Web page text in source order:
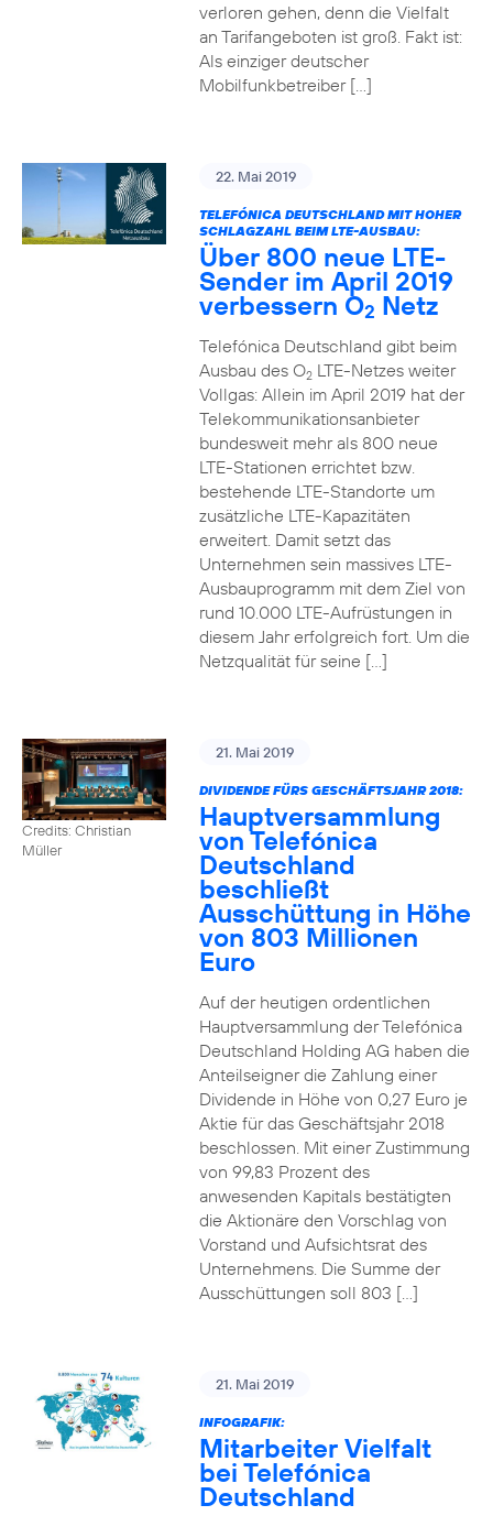
verloren gehen, denn die Vielfalt
an Tarifangeboten ist groß. Fakt ist:
Als einziger deutscher
Mobilfunkbetreiber […]
22. Mai 2019
TELEFÓNICA DEUTSCHLAND MIT HOHER
SCHLAGZAHL BEIM LTE-AUSBAU:
Über 800 neue LTE-
Sender im April 2019
verbessern O2 Netz
Telefónica Deutschland gibt beim
Ausbau des O2LTE-Netzes weiter
Vollgas: Allein im April 2019 hat der
Telekommunikationsanbieter
bundesweit mehr als 800 neue
LTE-Stationen errichtet bzw.
bestehende LTE-Standorte um
zusätzliche LTE-Kapazitäten
erweitert. Damit setzt das
Unternehmen sein massives LTE-
Ausbauprogramm mit dem Ziel von
rund 10.000 LTE-Aufrüstungen in
diesem Jahr erfolgreich fort. Um die
Netzqualität für seine […]
Credits: Christian
Müller
21. Mai 2019
DIVIDENDE FÜRS GESCHÄFTSJAHR 2018:
Hauptversammlung
von Telefónica
Deutschland
beschließt
Ausschüttung in Höhe
von 803 Millionen
Euro
Auf der heutigen ordentlichen
Hauptversammlung der Telefónica
Deutschland Holding AG haben die
Anteilseigner die Zahlung einer
Dividende in Höhe von 0,27 Euro je
Aktie für das Geschäftsjahr 2018
beschlossen. Mit einer Zustimmung
von 99,83 Prozent des
anwesenden Kapitals bestätigten
die Aktionäre den Vorschlag von
Vorstand und Aufsichtsrat des
Unternehmens. Die Summe der
Ausschüttungen soll 803 […]
21. Mai 2019
INFOGRAFIK:
Mitarbeiter Vielfalt
bei Telefónica
Deutschland